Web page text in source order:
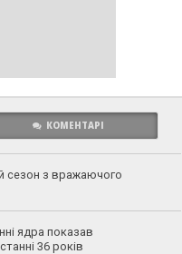
КОМЕНТАРІ
сезон з вражаючого
ядра показав
36 років